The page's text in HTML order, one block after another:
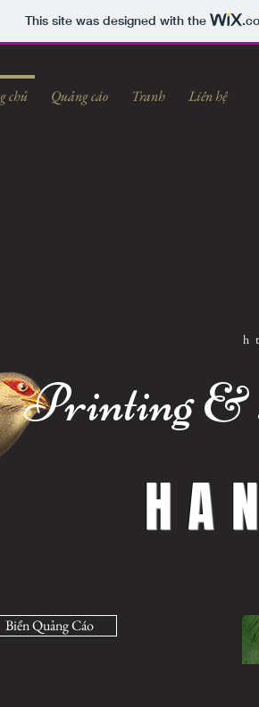
This site was designed with the
chủ Quảng cáo Tranh Liên hệ
Printing &
Biển Quảng Cáo